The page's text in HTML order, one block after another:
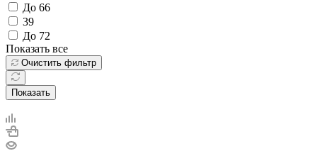
До 66
39
До 72
Показать все
Очистить фильтр
Показать